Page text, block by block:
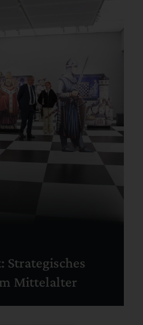
Strategisches
Mittelalter